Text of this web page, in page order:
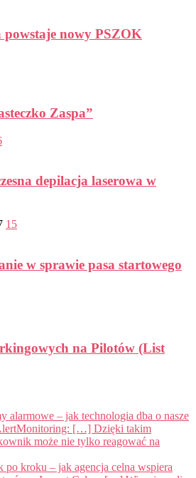
nowy PSZOK
Zaspa”
depilacja laserowa w
15
w sprawie pasa startowego
na Pilotów (List
alarmowe – jak technologia dba o nasze
[…] Dzięki takim
może nie tylko reagować na
po kroku – jak agencja celna wspiera